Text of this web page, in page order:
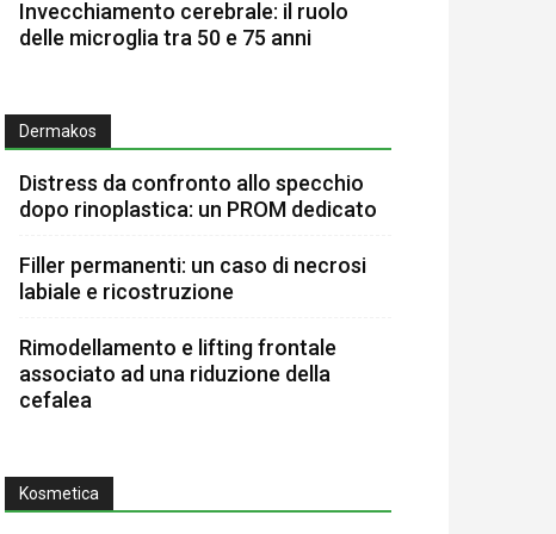
Invecchiamento cerebrale: il ruolo
delle microglia tra 50 e 75 anni
Dermakos
Distress da confronto allo specchio
dopo rinoplastica: un PROM dedicato
Filler permanenti: un caso di necrosi
labiale e ricostruzione
Rimodellamento e lifting frontale
associato ad una riduzione della
cefalea
Kosmetica